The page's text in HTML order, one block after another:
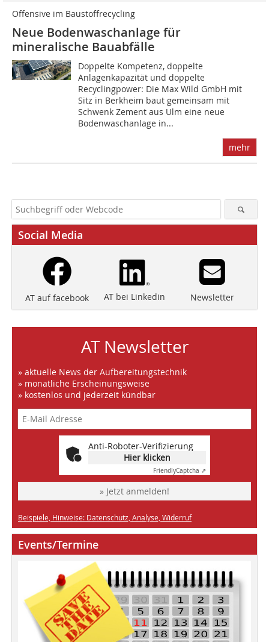
Offensive im Baustoffrecycling
Neue Bodenwaschanlage für
mineralische Bauabfälle
Doppelte Kompetenz, doppelte
Anlagenkapazität und doppelte
Recyclingpower: Die Max Wild GmbH mit
Sitz in Berkheim baut gemeinsam mit
Schwenk Zement aus Ulm eine neue
Bodenwaschanlage in...
mehr
Social Media
AT auf facebook AT bei Linkedin Newsletter
AT Newsletter
» aktuelle News der Aufbereitungstechnik
» monatliche Erscheinungsweise
» kostenlos und jederzeit kündbar
Anti-Roboter-Verifizierung
Hier klicken
FriendlyCaptcha ⇗
» Jetzt anmelden!
Beispiele, Hinweise: Datenschutz, Analyse, Widerruf
Events/Termine